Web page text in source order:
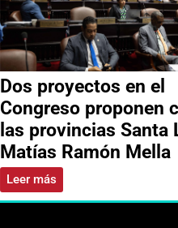
Dos proyectos en el
Congreso proponen
las provincias Santa
Matías Ramón Mella
Leer más